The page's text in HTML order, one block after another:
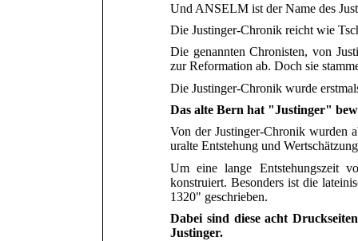
Und ANSELM ist der Name des
Die Justinger-Chronik reicht wie
Die genannten Chronisten, von
zur Reformation ab. Doch sie
Die Justinger-Chronik wurde
Das alte Bern hat "Justinger"
Von der Justinger-Chronik wurden
uralte Entstehung und
Um eine lange Entstehungszeit
konstruiert. Besonders ist die
1320" geschrieben.
Dabei sind diese acht Druckseiten
Justinger.